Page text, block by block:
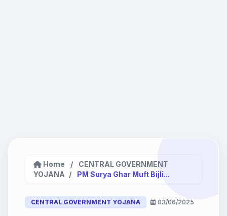
Home /
CENTRAL GOVERNMENT
YOJANA / PM Surya Ghar Muft Bijli...
CENTRAL GOVERNMENT YOJANA 03/06/2025